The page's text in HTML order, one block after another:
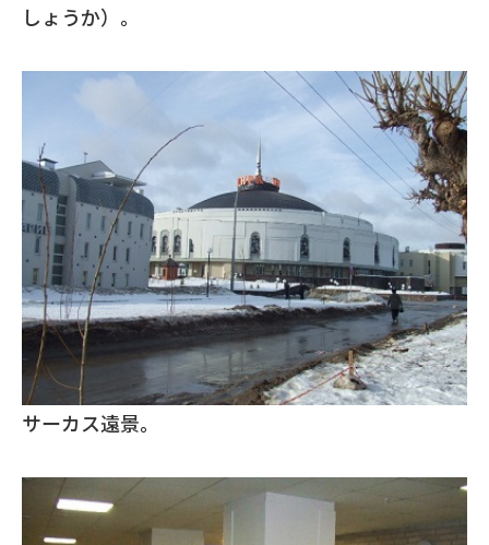
しょうか）。
サーカス遠景。